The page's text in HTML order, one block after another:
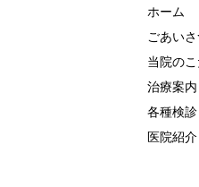
ホーム
ごあい
当院のこ
治療案内
各種検診
医院紹介